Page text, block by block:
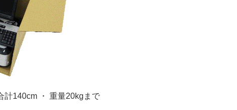
計140cm ・ 重量20kgまで